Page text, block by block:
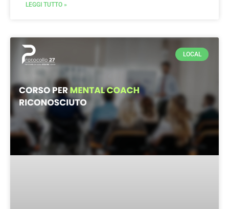
LEGGI TUTTO »
LOCAL